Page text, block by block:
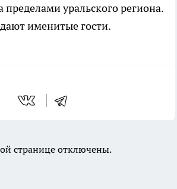
пределами уральского региона.
именитые гости.
странице отключены.